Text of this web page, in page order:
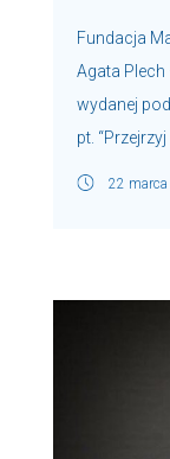
Fundacja
Agata
wydanej
pt. “Przejrzyj
22 marca